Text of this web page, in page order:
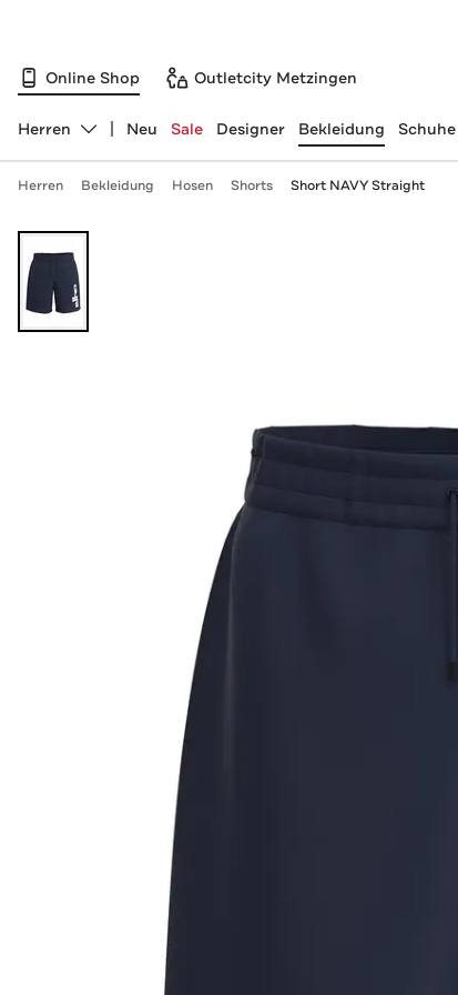
Online Shop Outletcity Metzingen
Abteilung ändern, ausgewählt:
Herren Neu Sale Designer Bekleidung Schuhe
Herren Bekleidung Hosen Shorts Short NAVY Straight